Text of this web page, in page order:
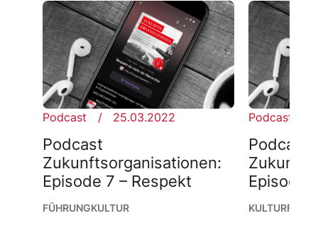
Podcast 25.03.2022
Podcast
Zukunftsorganisationen:
Episode 7 – Respekt
FÜHRUNGKULTUR
Podcast
Podcast
Episode
KULTUR